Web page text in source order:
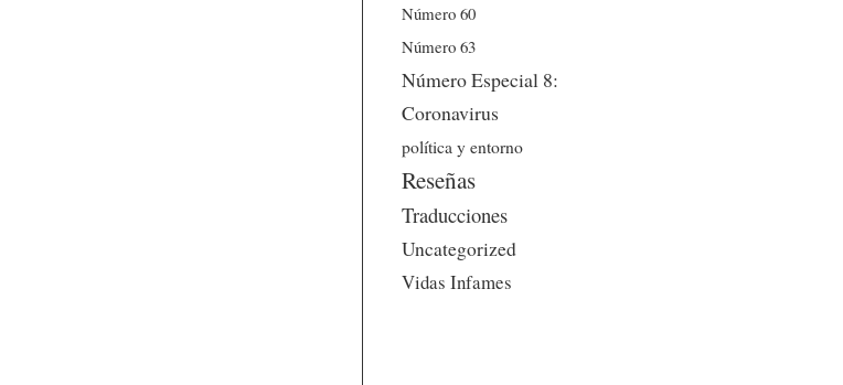
Número 60
Número 63
Número Especial 8:
Coronavirus
política y entorno
Reseñas
Traducciones
Uncategorized
Vidas Infames